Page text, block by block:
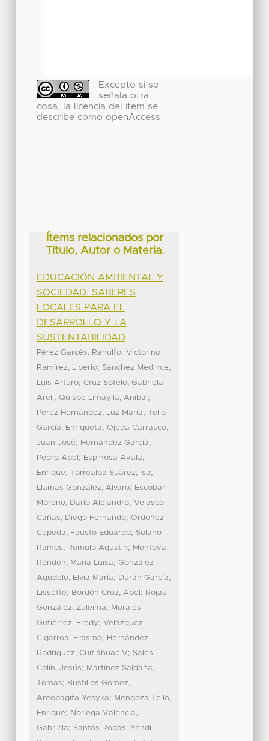
Excepto si se
señala otra
cosa, la licencia del ítem se
describe como openAccess
Ítems relacionados por
Título, Autor o Materia.
EDUCACIÓN AMBIENTAL Y
SOCIEDAD. SABERES
LOCALES PARA EL
DESARROLLO Y LA
SUSTENTABILIDAD
Pérez Garcés, Ranulfo; Victorino
Ramírez, Liberio; Sánchez Medince,
Luis Arturo; Cruz Sotelo, Gabriela
Areli; Quispe Limaylla, Aníbal ;
Pérez Hernández, Luz María;
Tello
García, Enriqueta; Ojeda Carrasco,
Juan José; Hernández García,
Pedro Abel ; Espinosa Ayala,
Enrique; Torrealba Suárez, Isa;
Llamas González, Álvaro; Escobar
Moreno, Darío Alejandro; Velasco
Cañas, Diego Fernando; Ordoñez
Cepeda, Fausto Eduardo; Solano
Ramos, Romulo Agustin; Montoya
Rendón, María Luisa; González
Agudelo, Elvia María; Durán García,
Lissette; Bordón Cruz, Abel ; Rojas
González, Zuleima; Morales
Gutiérrez, Fredy; Velázquez
Cigarroa, Erasmo; Hernández
Rodríguez, Cuitláhuac V; Sales
Colín, Jesús; Martínez Saldaña,
Tomas; Bustillos Gómez,
Areopagita Yesyka; Mendoza Tello,
Enrique; Noriega Valencia,
Gabriela; Santos Rodas, Yendi